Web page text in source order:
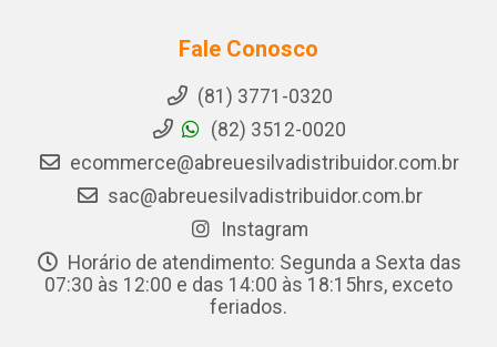
Fale Conosco
(81) 3771-0320
(82) 3512-0020
ecommerce@abreuesilvadistribuidor.com.br
sac@abreuesilvadistribuidor.com.br
Instagram
Horário de atendimento: Segunda a Sexta das
07:30 às 12:00 e das 14:00 às 18:15hrs, exceto
feriados.